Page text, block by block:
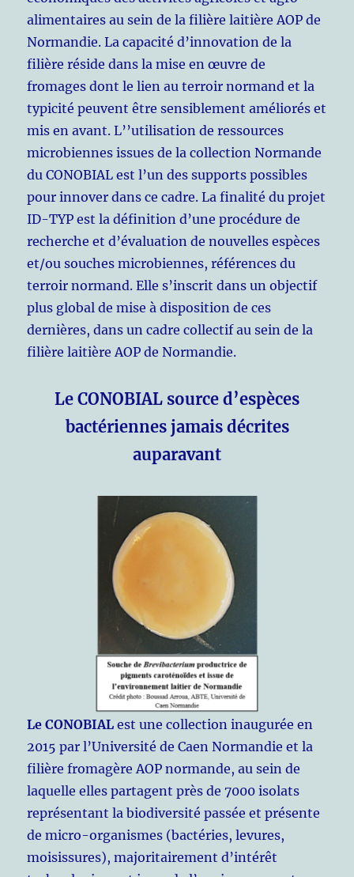
alimentaires au sein de la filière laitière AOP de
Normandie. La capacité d’innovation de la
filière réside dans la mise en œuvre de
fromages dont le lien au terroir normand et la
typicité peuvent être sensiblement améliorés et
mis en avant. L’’utilisation de ressources
microbiennes issues de la collection Normande
du CONOBIAL est l’un des supports possibles
pour innover dans ce cadre. La finalité du projet
ID-TYP est la définition d’une procédure de
recherche et d’évaluation de nouvelles espèces
et/ou souches microbiennes, références du
terroir normand. Elle s’inscrit dans un objectif
plus global de mise à disposition de ces
dernières, dans un cadre collectif au sein de la
filière laitière AOP de Normandie.
Le CONOBIAL source d’espèces
bactériennes jamais décrites
auparavant
Le CONOBIALest une collection inaugurée en
2015 par l’Université de Caen Normandie et la
filière fromagère AOP normande, au sein de
laquelle elles partagent près de 7000 isolats
représentant la biodiversité passée et présente
de micro-organismes (bactéries, levures,
moisissures), majoritairement d’intérêt